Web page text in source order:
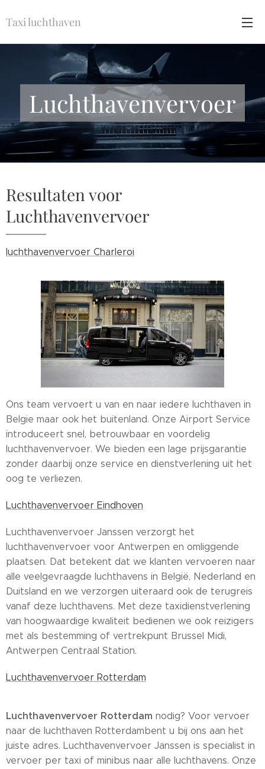
Taxi luchthaven
Luchthavenvervoer
Resultaten voor
Luchthavenvervoer
luchthavenvervoer Charleroi
Ons team vervoert u van en naar iedere luchthaven in
Belgie maar ook het buitenland. Onze Airport Service
introduceert snel, betrouwbaar en voordelig
luchthavenvervoer. We bieden een lage prijsgarantie
zonder daarbij onze service en dienstverlening uit het
oog te verliezen.
Luchthavenvervoer Eindhoven
Luchthavenvervoer Janssen verzorgt het
luchthavenvervoer voor Antwerpen en omliggende
plaatsen. Dat betekent dat we klanten vervoeren naar
alle veelgevraagde luchthavens in België, Nederland en
Duitsland en we verzorgen uiteraard ook de terugreis
vanaf deze luchthavens. Met deze taxidienstverlening
van hoogwaardige kwaliteit bedienen we ook reizigers
met als bestemming of vertrekpunt Brussel Midi,
Antwerpen Centraal Station.
Luchthavenvervoer Rotterdam
Luchthavenvervoer Rotterdam nodig? Voor vervoer
naar de luchthaven Rotterdambent u bij ons aan het
juiste adres. Luchthavenvervoer Janssen is specialist in
vervoer per taxi of minibus naar alle luchthavens. Onze